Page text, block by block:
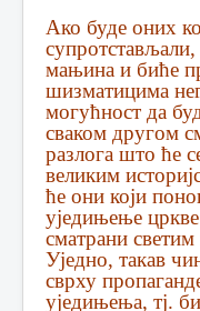
Ако буде оних
мањина и биће
шизматицима
могућност да
сваком другом
разлога што ће
великим
ће они који
уједињење
сматрани
Уједно, такав
сврху
уједињења, тј.